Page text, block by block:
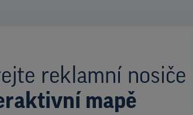
reklamní nosiče
mapě